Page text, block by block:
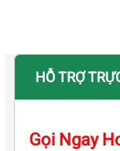
HỖ TRỢ
Gọi Ngay